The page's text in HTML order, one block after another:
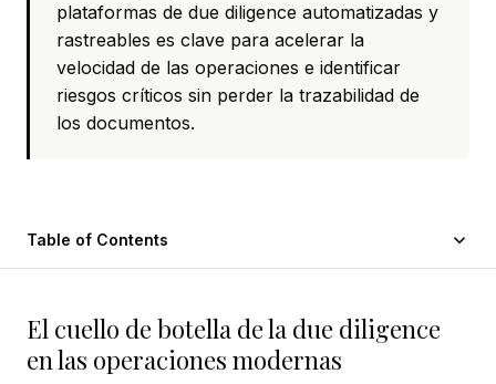
plataformas de due diligence automatizadas y
rastreables es clave para acelerar la
velocidad de las operaciones e identificar
riesgos críticos sin perder la trazabilidad de
los documentos.
Table of Contents
El cuello de botella de la due diligence
en las operaciones modernas